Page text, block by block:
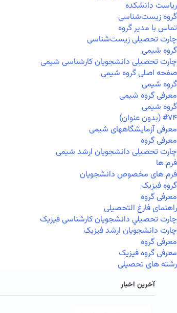
ریاست دانشکده
گروه زیست‌شناسی
تماس با مدیر گروه
چارت تحصیلی زیست‌شناسی
گروه شیمی
چارت تحصیلی دانشجویان کارشناسی شیمی
صفحه اصلی گروه شیمی
گروه شیمی
معرفی گروه شیمی
گروه شیمی
#۷۴ (بدون عنوان)
معرفی آزمایشگاههای شیمی
معرفی گروه
چارت تحصیلی دانشجویان ارشد شیمی
فرم ها
فرم های مخصوص دانشجویان
گروه فیزیک
معرفی گروه
راهنمای فارغ التحصیلی
چارت تحصيلي دانشجویان کارشناسی فیزیک
چارت دانشجویان ارشد فیزیک
معرفی گروه
معرفی گروه فیزیک
رشته های تحصیلی
آخرین اخبار